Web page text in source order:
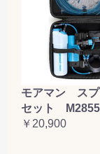
モアマン スプ
セット
￥20,900